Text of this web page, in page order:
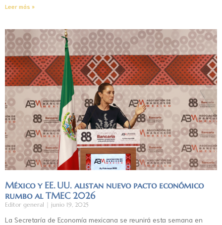
Leer más »
México y EE. UU. alistan nuevo pacto económico
rumbo al TMEC 2026
Editor general junio 19, 2025
La Secretaría de Economía mexicana se reunirá esta semana en